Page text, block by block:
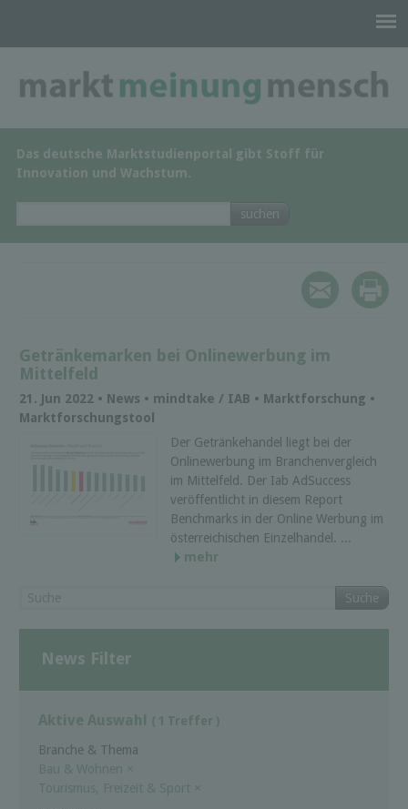
Das deutsche Marktstudienportal gibt Stoff für
Innovation und Wachstum.
Getränkemarken bei Onlinewerbung im
Mittelfeld
21. Jun 2022 • News • mindtake / IAB • Marktforschung •
Marktforschungstool
Der Getränkehandel liegt bei der
Onlinewerbung im Branchenvergleich
im Mittelfeld. Der Iab AdSuccess
veröffentlicht in diesem Report
Benchmarks in der Online Werbung im
österreichischen Einzelhandel. ...
mehr
Suche
News Filter
Aktive Auswahl ( 1 Treffer )
Branche & Thema
Bau & Wohnen ×
Tourismus, Freizeit & Sport ×